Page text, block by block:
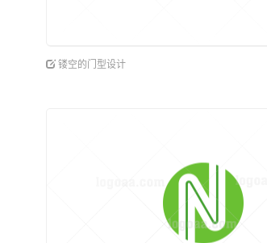
镂空的门型设计